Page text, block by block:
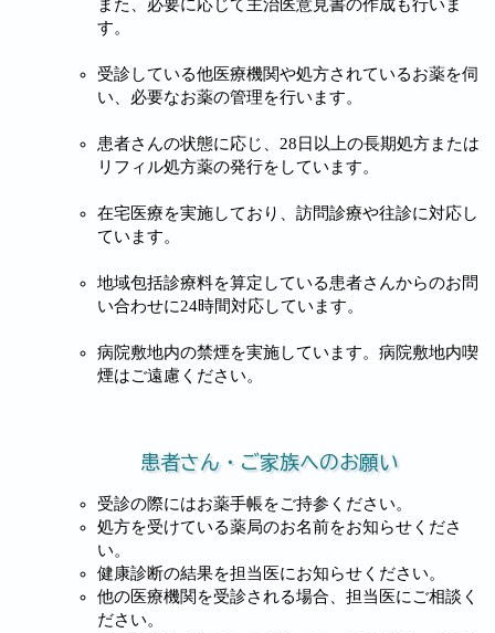
また、必要に応じて主治医意見書の作成も行いま
す。
受診している他医療機関や処方されているお薬を伺
い、必要なお薬の管理を行います。
患者さんの状態に応じ、28日以上の長期処方または
リフィル処方薬の発行をしています。
在宅医療を実施しており、訪問診療や往診に対応し
ています。
地域包括診療料を算定している患者さんからのお問
い合わせに24時間対応しています。
病院敷地内の禁煙を実施しています。病院敷地内喫
煙はご遠慮ください。
患者さん・ご家族へのお願い
受診の際にはお薬手帳をご持参ください。
処方を受けている薬局のお名前をお知らせくださ
い。
健康診断の結果を担当医にお知らせください。
他の医療機関を受診される場合、担当医にご相談く
ださい。